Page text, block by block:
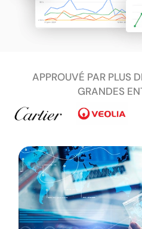
APPROUVÉ PAR PLUS
GRANDES